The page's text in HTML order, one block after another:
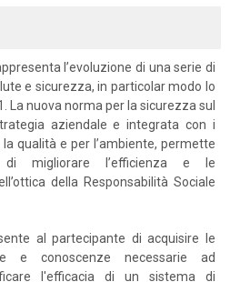
l’evoluzione di una serie di
e sicurezza, in particolar modo lo
La nuova norma per la sicurezza sul
aziendale e integrata con i
qualità e per l’ambiente, permette
di migliorare l’efficienza e le
della Responsabilità Sociale
al partecipante di acquisire le
e conoscenze necessarie ad
l'efficacia di un sistema di